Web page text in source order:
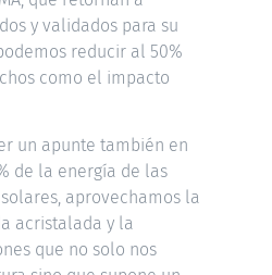
y validados para su
reducir al 50%
como el impacto
un apunte también en
de la energía de las
aprovechamos la
acristalada y la
que no solo nos